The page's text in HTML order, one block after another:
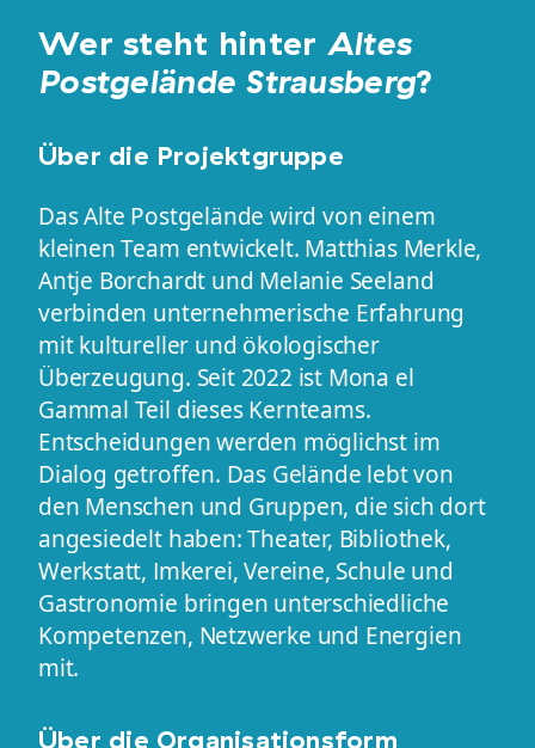
Wer steht hinter Altes
Postgelände Strausberg?
Über die Projektgruppe
Das Alte Postgelände wird von einem
kleinen Team entwickelt. Matthias Merkle,
Antje Borchardt und Melanie Seeland
verbinden unternehmerische Erfahrung
mit kultureller und ökologischer
Überzeugung. Seit 2022 ist Mona el
Gammal Teil dieses Kernteams.
Entscheidungen werden möglichst im
Dialog getroffen. Das Gelände lebt von
den Menschen und Gruppen, die sich dort
angesiedelt haben: Theater, Bibliothek,
Werkstatt, Imkerei, Vereine, Schule und
Gastronomie bringen unterschiedliche
Kompetenzen, Netzwerke und Energien
mit.
Über die Organisationsform